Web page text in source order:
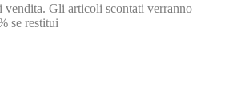
vendita. Gli articoli scontati verranno
se restitui